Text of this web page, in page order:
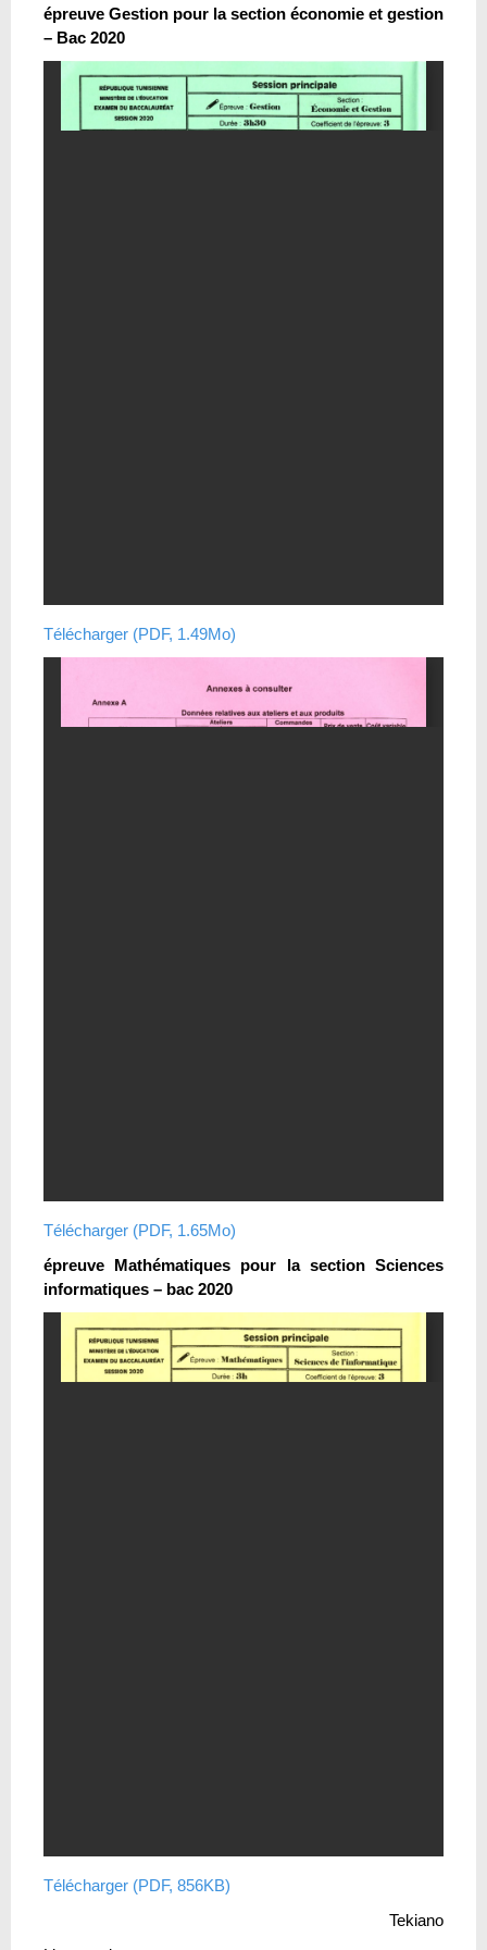
épreuve Gestion pour la section économie et gestion
– Bac 2020
Télécharger (PDF, 1.49Mo)
Télécharger (PDF, 1.65Mo)
épreuve Mathématiques pour la section Sciences
informatiques – bac 2020
Télécharger (PDF, 856KB)
Tekiano